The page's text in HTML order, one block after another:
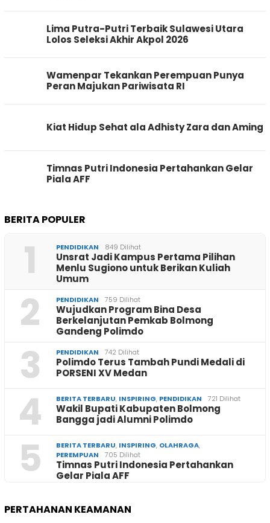
Lima Putra-Putri Terbaik Sulawesi Utara
Lolos Seleksi Akhir Akpol 2026
Wamenpar Tekankan Perempuan Punya
Peran Majukan Pariwisata RI
Kiat Hidup Sehat ala Adhisty Zara dan Aming
Timnas Putri Indonesia Pertahankan Gelar
Piala AFF
BERITA POPULER
1 PENDIDIKAN 849 Dilihat
Unsrat Jadi Kampus Pertama Pilihan
Menlu Sugiono untuk Berikan Kuliah
Umum
2 PENDIDIKAN 759 Dilihat
Wujudkan Program Bina Desa
Berkelanjutan Pemkab Bolmong
Gandeng Polimdo
3 PENDIDIKAN 742 Dilihat
Polimdo Terus Tambah Pundi Medali di
PORSENI XV Medan
4 BERITA TERBARU, INSPIRING, PENDIDIKAN 721 Dilihat
Wakil Bupati Kabupaten Bolmong
Bangga jadi Alumni Polimdo
5 BERITA TERBARU, INSPIRING, OLAHRAGA,
PEREMPUAN
705 Dilihat
Timnas Putri Indonesia Pertahankan
Gelar Piala AFF
PERTAHANAN KEAMANAN